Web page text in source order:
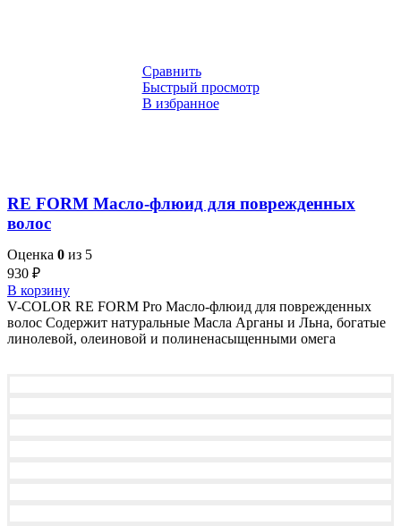
Сравнить
Быстрый просмотр
В избранное
RE FORM Масло-флюид для поврежденных
волос
Оценка 0 из 5
930 ₽
В корзину
V-COLOR RE FORM Pro Масло-флюид для поврежденных
волос Содержит натуральные Масла Арганы и Льна, богатые
линолевой, олеиновой и полиненасыщенными омега